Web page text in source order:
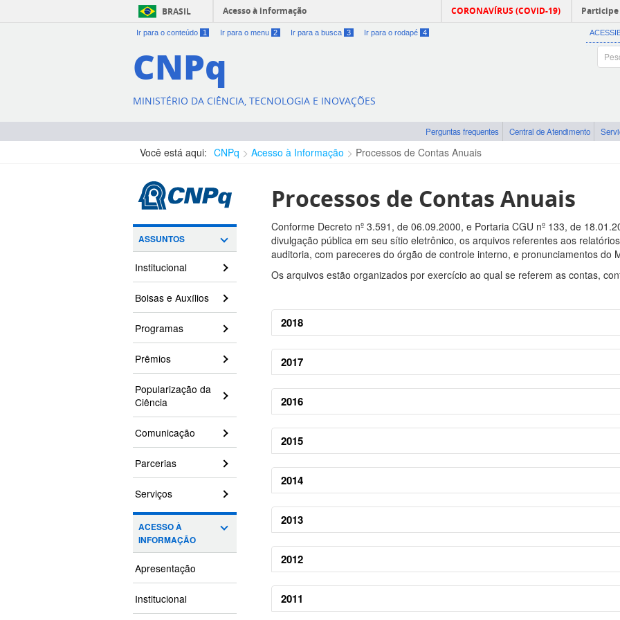
BRASIL Acesso à informação CORONAVÍRUS (COVID-19) Participe
Ir para o conteúdo 1 Ir para o menu 2 Ir para a busca 3 Ir para o rodapé 4
CNPq
MINISTÉRIO DA CIÊNCIA, TECNOLOGIA E INOVAÇÕES
Perguntas frequentes Central de Atendimento
Você está aqui: CNPq Acesso à Informação Processos de Contas Anuais
ASSUNTOS
Institucional
Bolsas e Auxílios
Programas
Prêmios
Popularização da
Ciência
Comunicação
Parcerias
Serviços
ACESSO À
INFORMAÇÃO
Apresentação
Institucional
Processos de Contas Anuais
Conforme Decreto nº 3.591, de 06.09.2000, e Portaria CGU nº 133, de
divulgação pública em seu sítio eletrônico, os arquivos referentes aos
auditoria, com pareceres do órgão de controle interno, e pronunciamentos do
Os arquivos estão organizados por exercício ao qual se referem as contas,
2018
Unidade Gestora: Conselho Nacional de Desenvolvimento Científico e
2017
Unidade Gestora: Conselho Nacional de Desenvolvimento Científico e
Relatório de Auditoria Anual do CNPq - exercício 2017
2016
Unidade Gestora: Conselho Nacional de Desenvolvimento Científico e
2015
Unidade Gestora:
Relatório de Auditoria Anual de Contas
Pronunciamento Ministerial
2014
Unidade Gestora:
Relatório de Auditoria 2014 com Certificado e Parecer da CGU
Pronunciamento Ministerial
2013
Unidade Gestora:
Número do Processo no CNPq:
2012
Unidade Gestora:Conselho Nacional de Desenvolvimento Científico e
Código SIAFI:364102
2011